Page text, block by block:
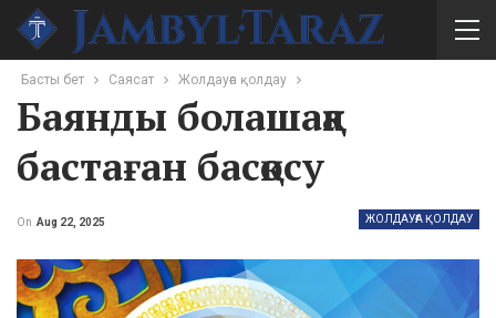
Басты бет Саясат Жолдауға қолдау
Баянды болашаққа
бастаған басқосу
ЖОЛДАУҒА ҚОЛДАУ
On Aug 22, 2025